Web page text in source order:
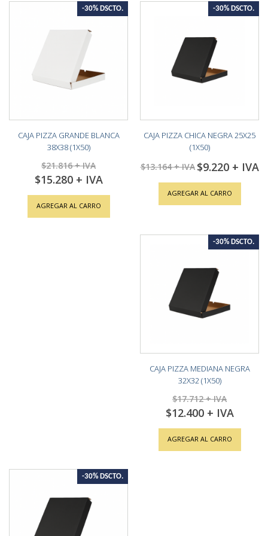
-30% DSCTO.
CAJA PIZZA GRANDE BLANCA
38X38 (1X50)
$21.816
Special
Price
$15.280
AGREGAR AL CARRO
-30% DSCTO.
CAJA PIZZA CHICA NEGRA 25X25
(1X50)
$13.164
Special
Price
$9.220
AGREGAR AL CARRO
-30% DSCTO.
CAJA PIZZA MEDIANA NEGRA
32X32 (1X50)
$17.712
Special
Price
$12.400
AGREGAR AL CARRO
-30% DSCTO.